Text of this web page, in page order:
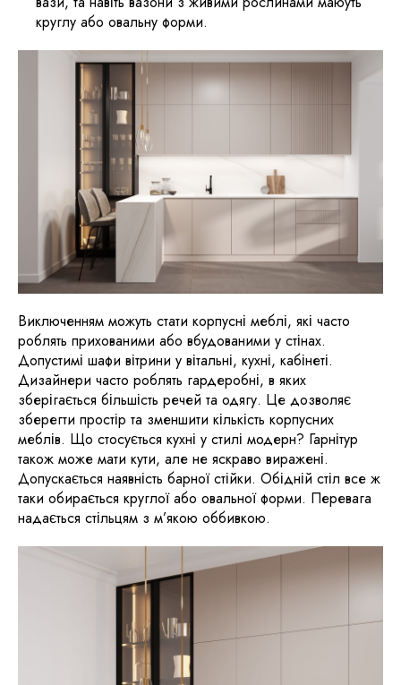
круглу або овальну форми.
Виключенням можуть стати корпусні меблі, які часто
роблять прихованими або вбудованими у стінах.
Допустимі шафи вітрини у вітальні, кухні, кабінеті.
Дизайнери часто роблять гардеробні, в яких
зберігається більшість речей та одягу. Це дозволяє
зберегти простір та зменшити кількість корпусних
меблів. Що стосується кухні у стилі модерн? Гарнітур
також може мати кути, але не яскраво виражені.
Допускається наявність барної стійки. Обідній стіл все ж
таки обирається круглої або овальної форми. Перевага
надається стільцям з м’якою оббивкою.